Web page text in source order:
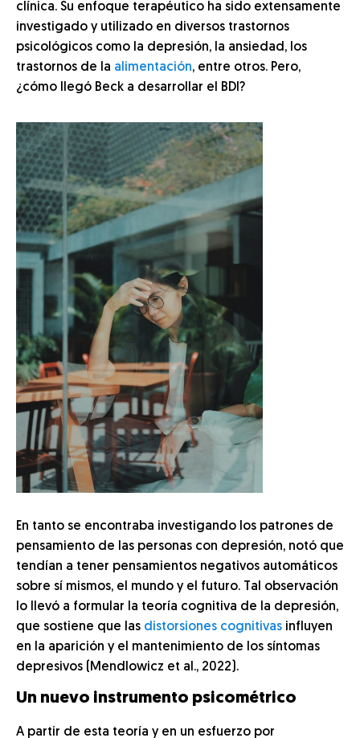
clínica. Su enfoque terapéutico ha sido extensamente
investigado y utilizado en diversos trastornos
psicológicos como la depresión, la ansiedad, los
trastornos de la alimentación, entre otros. Pero,
¿cómo llegó Beck a desarrollar el BDI?
En tanto se encontraba investigando los patrones de
pensamiento de las personas con depresión, notó que
tendían a tener pensamientos negativos automáticos
sobre sí mismos, el mundo y el futuro. Tal observación
lo llevó a formular la teoría cognitiva de la depresión,
que sostiene que las distorsiones cognitivas influyen
en la aparición y el mantenimiento de los síntomas
depresivos (Mendlowicz et al., 2022).
Un nuevo instrumento psicométrico
A partir de esta teoría y en un esfuerzo por